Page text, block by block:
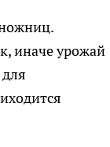
иначе урожай